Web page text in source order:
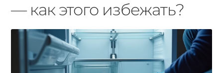
— как этого избежать?